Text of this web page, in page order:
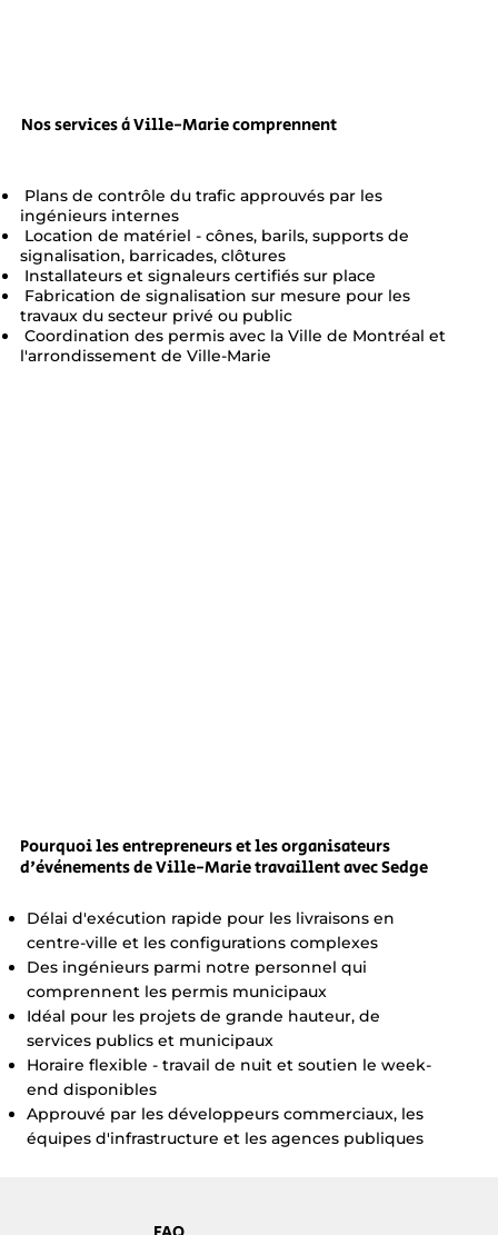
Nos services à Ville-Marie comprennent
Plans de contrôle du trafic approuvés par les
ingénieurs internes
Location de matériel - cônes, barils, supports de
signalisation, barricades, clôtures
Installateurs et signaleurs certifiés sur place
Fabrication de signalisation sur mesure pour les
travaux du secteur privé ou public
Coordination des permis avec la Ville de Montréal et
l'arrondissement de Ville-Marie
Pourquoi les entrepreneurs et les organisateurs
d'événements de Ville-Marie travaillent avec Sedge
Délai d'exécution rapide pour les livraisons en
centre-ville et les configurations complexes
Des ingénieurs parmi notre personnel qui
comprennent les permis municipaux
Idéal pour les projets de grande hauteur, de
services publics et municipaux
Horaire flexible - travail de nuit et soutien le week-
end disponibles
Approuvé par les développeurs commerciaux, les
équipes d'infrastructure et les agences publiques